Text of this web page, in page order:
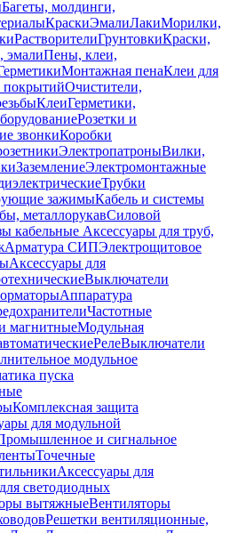
Багеты, молдинги,
КраскиЭмалиЛакиМорилки,
РастворителиГрунтовкиКраски,
эмалиПены, клеи,
Монтажная пенаКлеи для
покрытийОчистители,
КлеиГерметики,
Розетки и
звонкиКоробки
ЭлектропатроныВилки,
ЗаземлениеЭлектромонтажные
Трубки
зажимыКабель и системы
металлорукавСиловой
кабельные Аксессуары для труб,
Арматура СИПЭлектрощитовое
Аксессуары для
Выключатели
Аппаратура
Частотные
магнитныеМодульная
РелеВыключатели
модульное
пуска
Комплексная защита
для модульной
и сигнальное
Точечные
Аксессуары для
светодиодных
вытяжныеВентиляторы
Решетки вентиляционные,